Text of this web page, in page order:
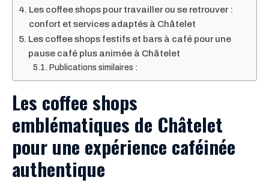
Les coffee shops pour travailler ou se retrouver :
confort et services adaptés à Châtelet
Les coffee shops festifs et bars à café pour une
pause café plus animée à Châtelet
Publications similaires :
Les coffee shops
emblématiques de Châtelet
pour une expérience caféinée
authentique